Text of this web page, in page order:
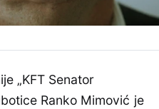
„KFT Senator
Ranko Mimović je